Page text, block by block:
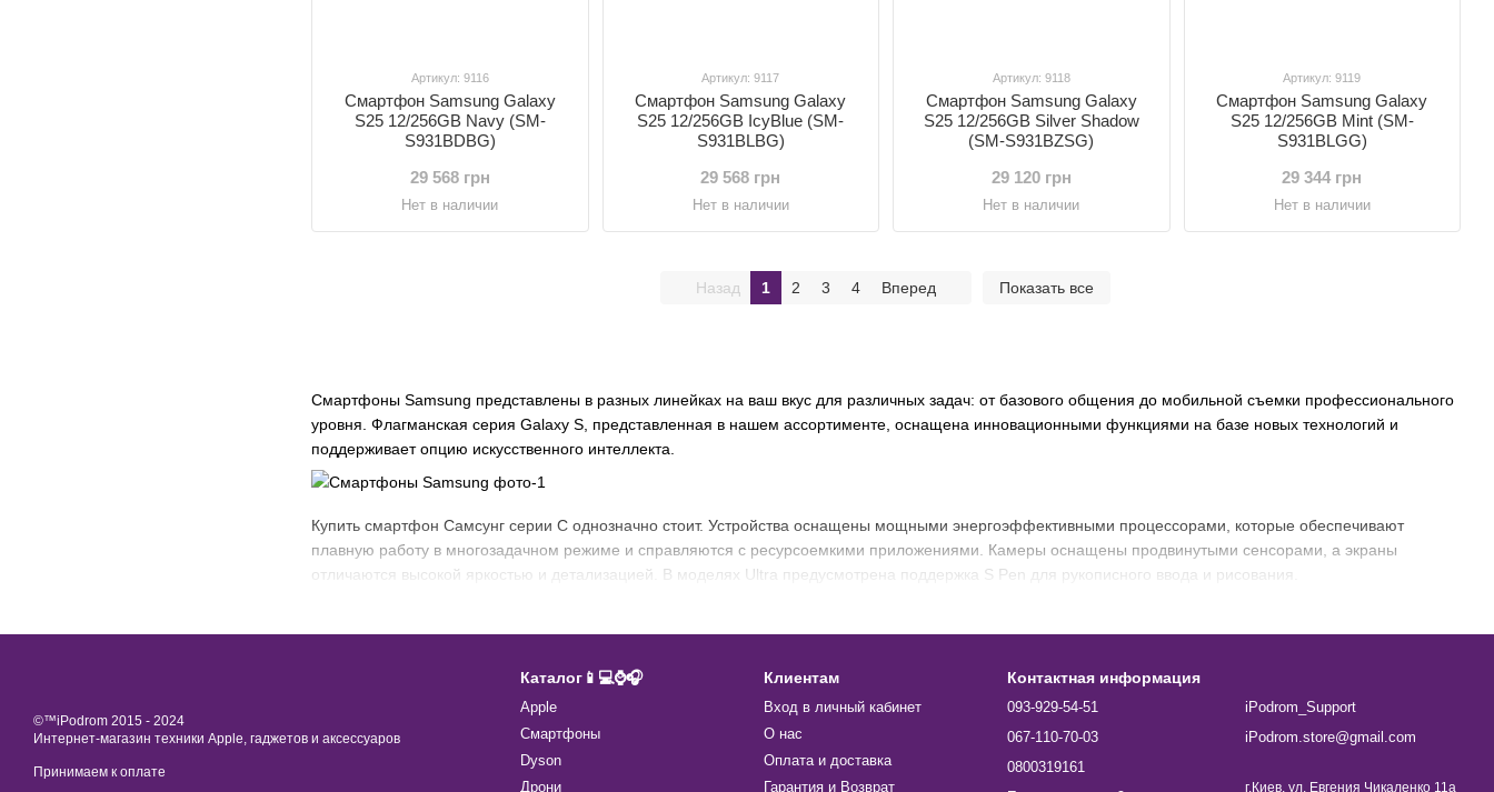
Смартфоны Samsung представлены в разных линейках на ваш вкус для различных задач: от базового общения до мобильной съемки профессионального
уровня. Флагманская серия Galaxy S, представленная в нашем ассортименте, оснащена инновационными функциями на базе новых технологий и
поддерживает опцию искусственного интеллекта.
Купить смартфон Самсунг серии С однозначно стоит. Устройства оснащены мощными энергоэффективными процессорами, которые обеспечивают
плавную работу в многозадачном режиме и справляются с ресурсоемкими приложениями. Камеры оснащены продвинутыми сенсорами, а экраны
отличаются высокой яркостью и детализацией. В моделях Ultra предусмотрена поддержка S Pen для рукописного ввода и рисования.
PLS. С такой матрицей картинки выглядят детализировано под разными углами за счет плотного расположения пикселей. Дополнительные
преимущества – минимальное мерцание и огромная цветовая палитра.
Super AMOLED. Такая матрица дает возможность видеть насыщенные цвета и глубокий черный оттенок, создавая эффектную контрастность.
Технология также снижает потребление заряда.
Артикул: 9116
Смартфон Samsung Galaxy
S25 12/256GB Navy (SM-
S931BDBG)
29 568 грн
Нет в наличии
Артикул: 9117
Смартфон Samsung Galaxy
S25 12/256GB IcyBlue (SM-
S931BLBG)
29 568 грн
Нет в наличии
Артикул: 9118
Смартфон Samsung Galaxy
S25 12/256GB Silver Shadow
(SM-S931BZSG)
29 120 грн
Нет в наличии
Артикул: 9119
Смартфон Samsung Galaxy
S25 12/256GB Mint (SM-
S931BLGG)
29 344 грн
Нет в наличии
Назад 1 2 3 4 Вперед Показать все
©™iPodrom 2015 - 2024
Интернет-магазин техники Apple, гаджетов и аксессуаров
Принимаем к оплате
Каталог📱💻⌚️🎧
Apple
Смартфоны
Dyson
Дрони
Клиентам
Вход в личный кабинет
О нас
Оплата и доставка
Гарантия и Возврат
Контактная информация
093-929-54-51
067-110-70-03
0800319161
iPodrom_Support
iPodrom.store@gmail.com
г.Киев, ул. Евгения Чикаленко 11а